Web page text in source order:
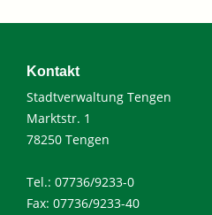
Kontakt
Stadtverwaltung Tengen
Marktstr. 1
78250 Tengen
Tel.: 07736/9233-0
Fax: 07736/9233-40